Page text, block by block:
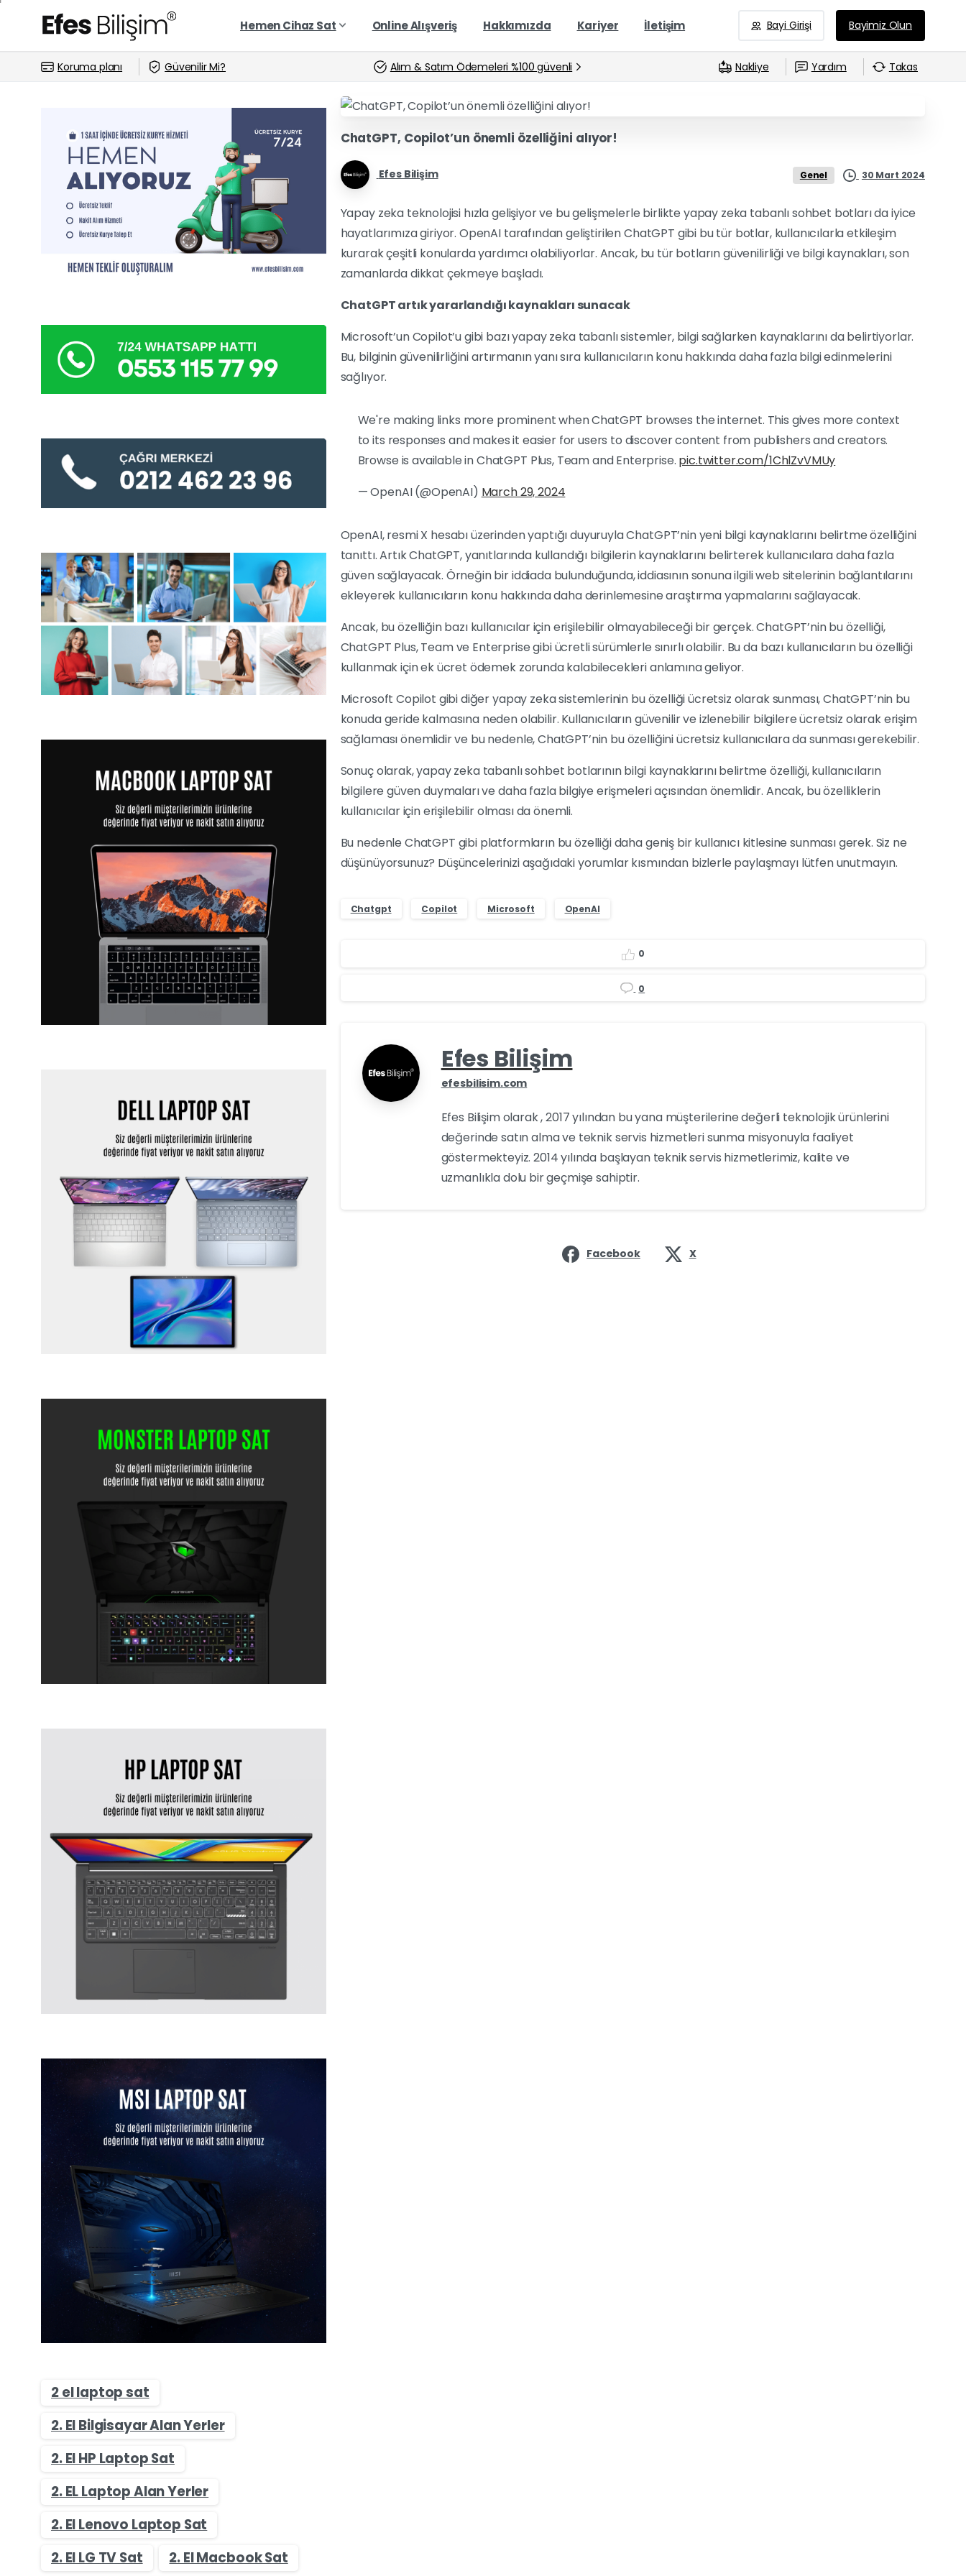
Hemen Cihaz Sat Online Alışveriş Hakkımızda Kariyer İletişim Bayi Girişi Bayimiz Olun
Koruma planı Güvenilir Mi? Alım & Satım Ödemeleri %100 güvenli Nakliye Yardım Takas
2 el laptop sat
2. El Bilgisayar Alan Yerler
2. El HP Laptop Sat
2. EL Laptop Alan Yerler
2. El Lenovo Laptop Sat
2. El LG TV Sat
2. El Macbook Sat
ChatGPT, Copilot’un önemli özelliğini alıyor!
Efes Bilişim Genel 30 Mart 2024
Yapay zeka teknolojisi hızla gelişiyor ve bu gelişmelerle birlikte yapay zeka tabanlı sohbet botları da iyice
hayatlarımıza giriyor. OpenAI tarafından geliştirilen ChatGPT gibi bu tür botlar, kullanıcılarla etkileşim
kurarak çeşitli konularda yardımcı olabiliyorlar. Ancak, bu tür botların güvenilirliği ve bilgi kaynakları, son
zamanlarda dikkat çekmeye başladı.
ChatGPT artık yararlandığı kaynakları sunacak
Microsoft’un Copilot’u gibi bazı yapay zeka tabanlı sistemler, bilgi sağlarken kaynaklarını da belirtiyorlar.
Bu, bilginin güvenilirliğini artırmanın yanı sıra kullanıcıların konu hakkında daha fazla bilgi edinmelerini
sağlıyor.
We're making links more prominent when ChatGPT browses the internet. This gives more context
to its responses and makes it easier for users to discover content from publishers and creators.
Browse is available in ChatGPT Plus, Team and Enterprise. pic.twitter.com/1ChlZvVMUy
— OpenAI (@OpenAI) March 29, 2024
OpenAI, resmi X hesabı üzerinden yaptığı duyuruyla ChatGPT’nin yeni bilgi kaynaklarını belirtme özelliğini
tanıttı. Artık ChatGPT, yanıtlarında kullandığı bilgilerin kaynaklarını belirterek kullanıcılara daha fazla
güven sağlayacak. Örneğin bir iddiada bulunduğunda, iddiasının sonuna ilgili web sitelerinin bağlantılarını
ekleyerek kullanıcıların konu hakkında daha derinlemesine araştırma yapmalarını sağlayacak.
Ancak, bu özelliğin bazı kullanıcılar için erişilebilir olmayabileceği bir gerçek. ChatGPT’nin bu özelliği,
ChatGPT Plus, Team ve Enterprise gibi ücretli sürümlerle sınırlı olabilir. Bu da bazı kullanıcıların bu özelliği
kullanmak için ek ücret ödemek zorunda kalabilecekleri anlamına geliyor.
Microsoft Copilot gibi diğer yapay zeka sistemlerinin bu özelliği ücretsiz olarak sunması, ChatGPT’nin bu
konuda geride kalmasına neden olabilir. Kullanıcıların güvenilir ve izlenebilir bilgilere ücretsiz olarak erişim
sağlaması önemlidir ve bu nedenle, ChatGPT’nin bu özelliğini ücretsiz kullanıcılara da sunması gerekebilir.
Sonuç olarak, yapay zeka tabanlı sohbet botlarının bilgi kaynaklarını belirtme özelliği, kullanıcıların
bilgilere güven duymaları ve daha fazla bilgiye erişmeleri açısından önemlidir. Ancak, bu özelliklerin
kullanıcılar için erişilebilir olması da önemli.
Bu nedenle ChatGPT gibi platformların bu özelliği daha geniş bir kullanıcı kitlesine sunması gerek. Siz ne
düşünüyorsunuz? Düşüncelerinizi aşağıdaki yorumlar kısmından bizlerle paylaşmayı lütfen unutmayın.
Chatgpt Copilot Microsoft OpenAI
0
0
Efes Bilişim
efesbilisim.com
Efes Bilişim olarak , 2017 yılından bu yana müşterilerine değerli teknolojik ürünlerini
değerinde satın alma ve teknik servis hizmetleri sunma misyonuyla faaliyet
göstermekteyiz. 2014 yılında başlayan teknik servis hizmetlerimiz, kalite ve
uzmanlıkla dolu bir geçmişe sahiptir.
Facebook X